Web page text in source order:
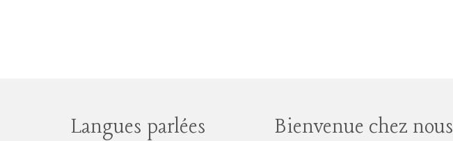
Langues parlées Bienvenue chez nous